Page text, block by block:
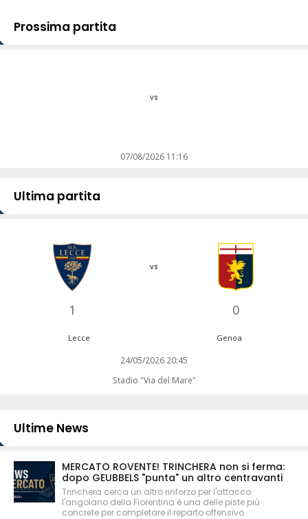
Prossima partita
vs
07/08/2026 11:16
Ultima partita
1
vs
0
Lecce Genoa
24/05/2026 20:45
Stadio "Via del Mare"
Ultime News
MERCATO ROVENTE! TRINCHERA non si ferma:
dopo GEUBBELS "punta" un altro centravanti
Trinchera cerca un altro rinforzo per l'attacco:
l'angolano della Fiorentina è una delle piste più
concrete per completare il reparto offensivo.